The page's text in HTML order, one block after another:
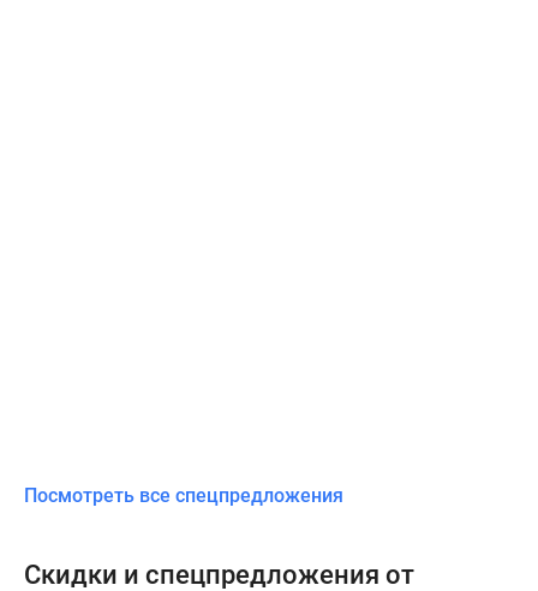
Посмотреть все спецпредложения
Скидки и спецпредложения от